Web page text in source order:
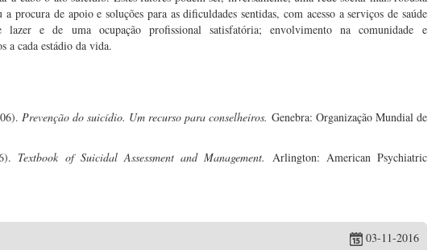
procura de apoio e soluções para as dificuldades sentidas, com acesso a serviços de saúde
lazer e de uma ocupação profissional satisfatória; envolvimento na comunidade e
a cada estádio da vida.
Prevenção do suicídio. Um recurso para conselheiros. Genebra: Organização Mundial de
Textbook of Suicidal Assessment and Management. Arlington: American Psychiatric
03-11-2016